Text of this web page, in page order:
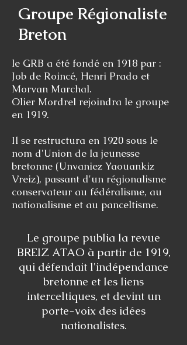
Groupe Régionaliste
Breton
le GRB a été fondé en 1918 par :
Job de Roincé, Henri Prado et
Morvan Marchal.
Olier Mordrel rejoindra le groupe
en 1919.
Il se restructura en 1920 sous le
nom d'Union de la jeunesse
bretonne (Unvaniez Yaouankiz
Vreiz), passant d'un régionalisme
conservateur au fédéralisme, au
nationalisme et au panceltisme.​
Le groupe publia la revue
BREIZ ATAO à partir de 1919,
qui défendait l'indépendance
bretonne et les liens
interceltiques, et devint un
porte-voix des idées
nationalistes.